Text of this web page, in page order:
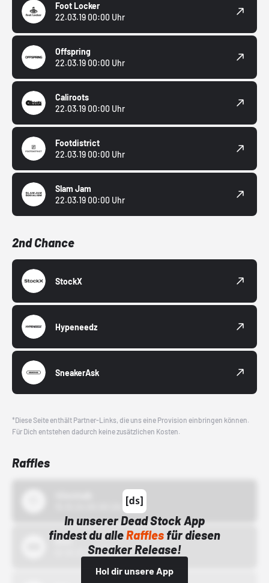
Foot Locker
22.03.19 00:00 Uhr
Offspring
22.03.19 00:00 Uhr
Caliroots
22.03.19 00:00 Uhr
Footdistrict
22.03.19 00:00 Uhr
Slam Jam
22.03.19 00:00 Uhr
2nd Chance
StockX
Hypeneedz
SneakerAsk
*Diese Seite enthält Partner-Links, die uns eine Provision einbringen können.
Für Dich entstehen dadurch keine zusätzlichen Kosten.
Raffles
In unserer Dead Stock App
findest du alleRafflesfür diesen
Sneaker Release!
Hol dir unsere App
Bstn
01.10.22 00:00 Uhr